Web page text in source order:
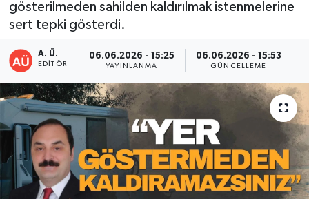
gösterilmeden sahilden kaldırılmak istenmelerine
sert tepki gösterdi.
A. Ü.
EDITÖR
06.06.2026 - 15:25
YAYINLANMA
06.06.2026 - 15:53
GÜNCELLEME
KASTAMONU